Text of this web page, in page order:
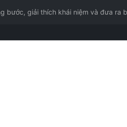
bước, giải thích khái niệm và đưa ra